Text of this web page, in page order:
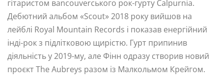
гітаристом вancouverського рок-гурту Calpurnia.
Дебютний альбом «Scout» 2018 року вийшов на
лейблі Royal Mountain Records і показав енергійний
інді-рок з підлітковою щирістю. Гурт припинив
діяльність у 2019-му, але Фінн одразу створив новий
проєкт The Aubreys разом із Малкольмом Крейгом.